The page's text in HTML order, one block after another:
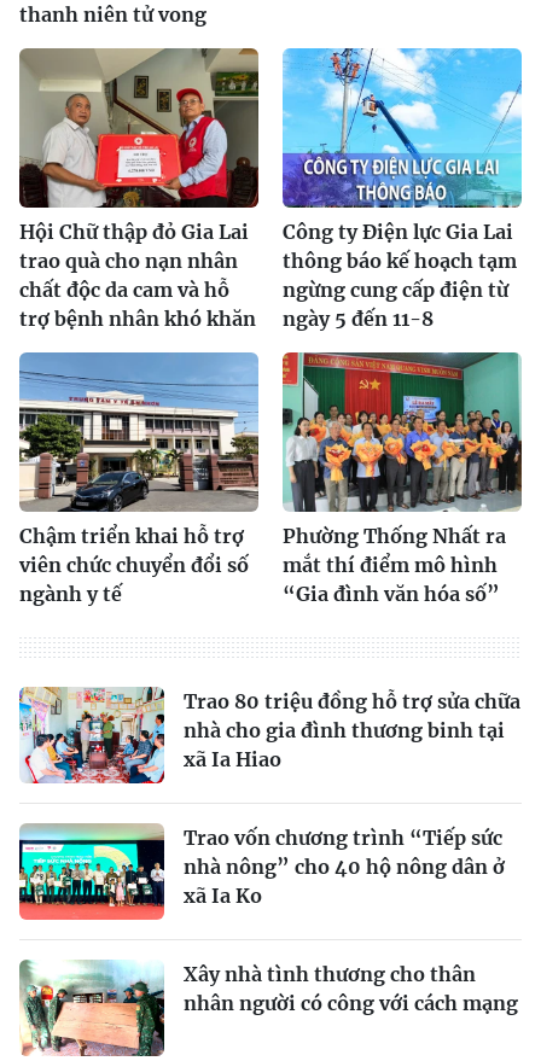
thanh niên tử vong
Hội Chữ thập đỏ Gia Lai
trao quà cho nạn nhân
chất độc da cam và hỗ
trợ bệnh nhân khó khăn
Công ty Điện lực Gia Lai
thông báo kế hoạch tạm
ngừng cung cấp điện từ
ngày 5 đến 11-8
Chậm triển khai hỗ trợ
viên chức chuyển đổi số
ngành y tế
Phường Thống Nhất ra
mắt thí điểm mô hình
“Gia đình văn hóa số”
Trao 80 triệu đồng hỗ trợ sửa chữa
nhà cho gia đình thương binh tại
xã Ia Hiao
Trao vốn chương trình “Tiếp sức
nhà nông” cho 40 hộ nông dân ở
xã Ia Ko
Xây nhà tình thương cho thân
nhân người có công với cách mạng